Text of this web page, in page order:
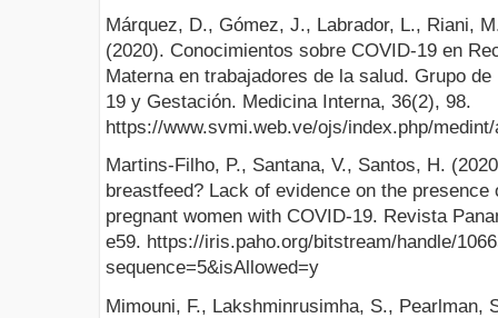
Márquez, D., Gómez, J., Labrador, L., Riani,
(2020). Conocimientos sobre COVID-19 en
Materna en trabajadores de la salud. Grupo
19 y Gestación. Medicina Interna, 36(2), 98.
https://www.svmi.web.ve/ojs/index.php/
Martins-Filho, P., Santana, V., Santos, H.
breastfeed? Lack of evidence on the
pregnant women with COVID-19. Revista
e59. https://iris.paho.org/bitstream/handle/
sequence=5&isAllowed=y
Mimouni, F., Lakshminrusimha, S., Pearlman,